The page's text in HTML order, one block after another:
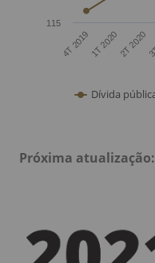
Próxima atualização: